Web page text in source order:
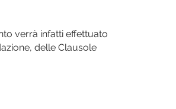
verrà infatti effettuato
delle Clausole